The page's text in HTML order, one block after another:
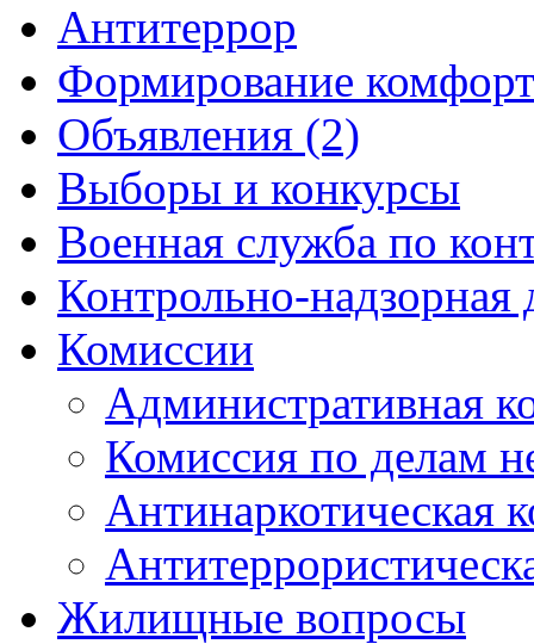
Антитеррор
Формирование
Объявления (2)
Выборы и конкурсы
Военная служба по
Контрольно-надзорная
Комиссии
Административная
Комиссия по делам
Антинаркотическая
Жилищные вопросы